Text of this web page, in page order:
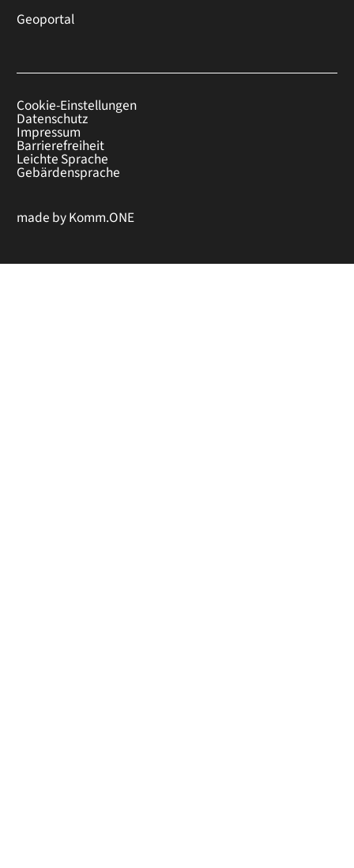
Geoportal
Cookie-Einstellungen
Datenschutz
Impressum
Barrierefreiheit
Leichte Sprache
Gebärdensprache
made byKomm.ONE